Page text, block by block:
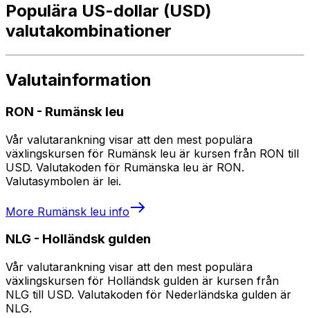
Populära US-dollar (USD)
valutakombinationer
Valutainformation
RON - Rumänsk leu
Vår valutarankning visar att den mest populära
växlingskursen för Rumänsk leu är kursen från RON till
USD. Valutakoden för Rumänska leu är RON.
Valutasymbolen är lei.
More Rumänsk leu info
NLG - Holländsk gulden
Vår valutarankning visar att den mest populära
växlingskursen för Holländsk gulden är kursen från
NLG till USD. Valutakoden för Nederländska gulden är
NLG.